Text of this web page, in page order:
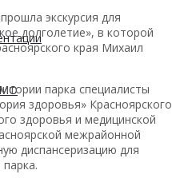
МО
экскурсия для
долголетие», в которой
края Михаил
парка специалисты
здоровья» Красноярского
здоровья и медицинской
межрайонной
диспансеризацию для